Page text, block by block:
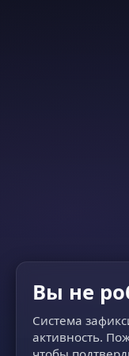
Вы не
Система
активность.